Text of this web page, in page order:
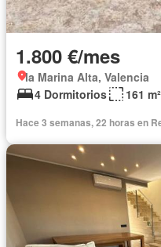
1.800 €/mes
la Marina Alta, Valencia
4 Dormitorios
161 m²
Hace 3 semanas, 22 horas en